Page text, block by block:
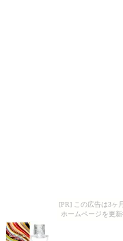
[PR] この広告は3ヶ
ホームページを更